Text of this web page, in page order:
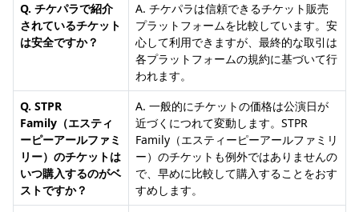
Q. チケパラで紹介
されているチケット
は安全ですか？
A. チケパラは信頼できるチケット販売
プラットフォームを比較しています。安
心して利用できますが、最終的な取引は
各プラットフォームの規約に基づいて行
われます。
Q. STPR
Family（エスティ
ーピーアールファミ
リー）のチケットは
いつ購入するのがベ
ストですか？
A. 一般的にチケットの価格は公演日が
近づくにつれて変動します。STPR
Family（エスティーピーアールファミリ
ー）のチケットも例外ではありませんの
で、早めに比較して購入することをおす
すめします。